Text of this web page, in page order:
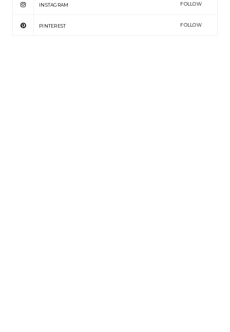
INSTAGRAM FOLLOW
PINTEREST FOLLOW